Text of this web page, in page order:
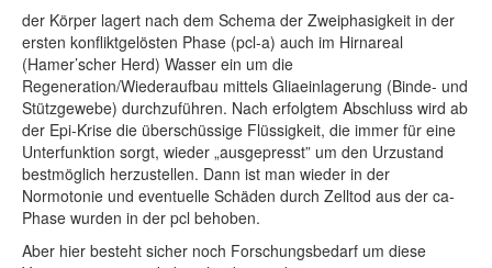
der Körper lagert nach dem Schema der Zweiphasigkeit in der
ersten konfliktgelösten Phase (pcl-a) auch im Hirnareal
(Hamer’scher Herd) Wasser ein um die
Regeneration/Wiederaufbau mittels Gliaeinlagerung (Binde- und
Stützgewebe) durchzuführen. Nach erfolgtem Abschluss wird ab
der Epi-Krise die überschüssige Flüssigkeit, die immer für eine
Unterfunktion sorgt, wieder „ausgepresst” um den Urzustand
bestmöglich herzustellen. Dann ist man wieder in der
Normotonie und eventuelle Schäden durch Zelltod aus der ca-
Phase wurden in der pcl behoben.
Aber hier besteht sicher noch Forschungsbedarf um diese